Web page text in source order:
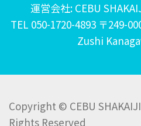
運営会社: CEBU
TEL 050-1720-4893 〒249-
Zushi
Copyright © CEBU
Rights Reserved